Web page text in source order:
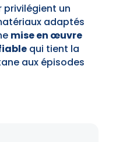
privilégient un
adaptés
mise en œuvre
qui tient la
aux épisodes